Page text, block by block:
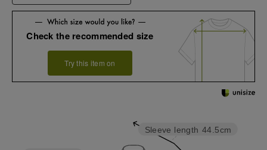
Check the recommended size
Try this item on
Sleeve length 44.5cm